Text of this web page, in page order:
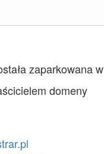
zaparkowana w
domeny